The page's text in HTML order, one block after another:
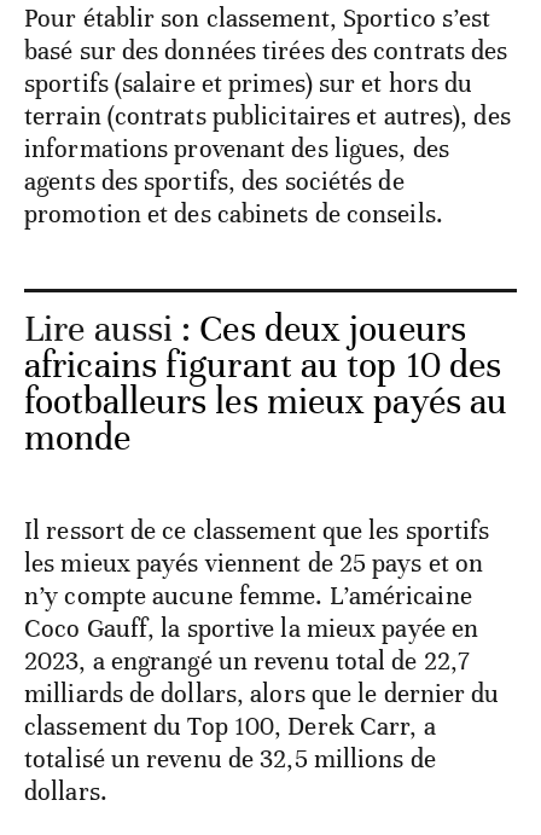
Pour établir son classement, Sportico s’est
basé sur des données tirées des contrats des
sportifs (salaire et primes) sur et hors du
terrain (contrats publicitaires et autres), des
informations provenant des ligues, des
agents des sportifs, des sociétés de
promotion et des cabinets de conseils.
Lire aussi : Ces deux joueurs
africains figurant au top 10 des
footballeurs les mieux payés au
monde
Il ressort de ce classement que les sportifs
les mieux payés viennent de 25 pays et on
n’y compte aucune femme. L’américaine
Coco Gauff, la sportive la mieux payée en
2023, a engrangé un revenu total de 22,7
milliards de dollars, alors que le dernier du
classement du Top 100, Derek Carr, a
totalisé un revenu de 32,5 millions de
dollars.